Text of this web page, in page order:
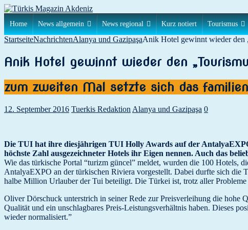
Home News allgemein News regional Kurz notiert Tourismus
StartseiteNachrichtenAlanya und GazipaşaAnik Hotel gewinnt wieder den
Anik Hotel gewinnt wieder den
zum zweiten Mal setzte sich das
12. September 2016 Tuerkis Redaktion Alanya und Gazipaşa 0
Die TUI hat ihre diesjährigen TUI Holly Awards auf der
höchste Zahl ausgezeichneter Hotels ihr Eigen nennen. Auch das
Wie das türkische Portal “turizm güncel” meldet, wurden die 100
AntalyaEXPO an der türkischen Riviera vorgestellt. Dabei durfte sich die
halbe Million Urlauber der Tui beteiligt. Die Türkei ist, trotz aller
Oliver Dörschuck unterstrich in seiner Rede zur Preisverleihung die hohe
Qualität und ein unschlagbares Preis-Leistungsverhältnis haben. Dieses
wieder normalisiert.”